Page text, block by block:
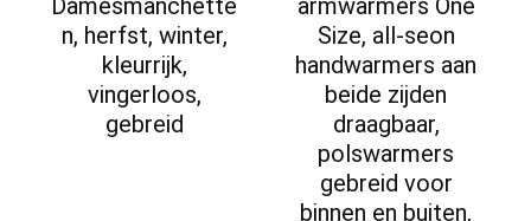
n, herfst, winter,
kleurrijk,
vingerloos,
gebreid
Size, all-seon
handwarmers aan
beide zijden
draagbaar,
polswarmers
gebreid voor
binnen en buiten,